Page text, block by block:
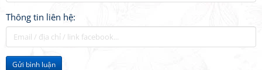
Thông tin liên hệ:
Gửi bình luận